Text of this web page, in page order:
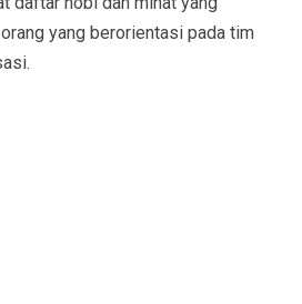
yang berorientasi pada tim